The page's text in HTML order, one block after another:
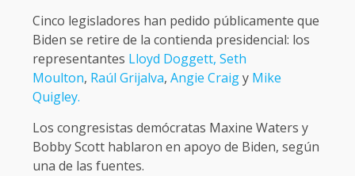
Cinco legisladores han pedido públicamente que
Biden se retire de la contienda presidencial: los
representantes Lloyd Doggett, Seth
Moulton, Raúl Grijalva, Angie Craigy Mike
Quigley.
Los congresistas demócratas Maxine Waters y
Bobby Scott hablaron en apoyo de Biden, según
una de las fuentes.